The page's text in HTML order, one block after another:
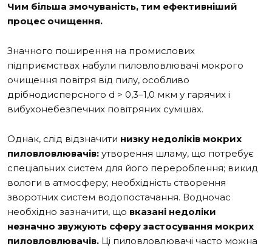
Чим більша змочуваність, тим ефективніший
процес очищення.
Значного поширення на промислових
підприємствах набули пиловловлювачі мокрого
очищення повітря від пилу, особливо
дрібнодисперсного d > 0,3–1,0 мкм у гарячих і
вибухонебезпечних повітряних сумішах.
Однак, слід відзначити низку недоліків мокрих
пиловловлювачів: утворення шламу, що потребує
спеціальних систем для його перероблення; викид
вологи в атмосферу; необхідність створення
зворотних систем водопостачання. Водночас
необхідно зазначити, що вказані недоліки
незначно звужують сферу застосування мокрих
пиловловлювачів. Ці пиловловлювачі часто можна